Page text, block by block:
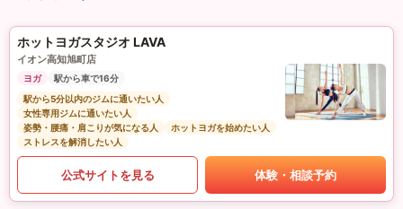
ホットヨガスタジオ LAVA
イオン高知旭町店
ヨガ
駅から車で16分
駅から5分以内のジムに通いたい人
女性専用ジムに通いたい人
姿勢・腰痛・肩こりが気になる人
ホットヨガを始めたい人
ストレスを解消したい人
公式サイトを見る 体験・相談予約